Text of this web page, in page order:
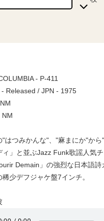
- P-411
Released / JPN - 1975
NM
"はつみかんな"、"麻まにか"か
ィ」と並ぶJazz Funk歌謡人気
Demain」の強烈な日本語
少デフジャケ盤7インチ。